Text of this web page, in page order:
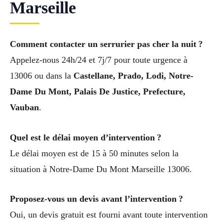
Marseille
Comment contacter un serrurier pas cher la nuit ?
Appelez-nous 24h/24 et 7j/7 pour toute urgence à
13006 ou dans la Castellane, Prado, Lodi, Notre-
Dame Du Mont, Palais De Justice, Prefecture,
Vauban.
Quel est le délai moyen d’intervention ?
Le délai moyen est de 15 à 50 minutes selon la
situation à Notre-Dame Du Mont Marseille 13006.
Proposez-vous un devis avant l’intervention ?
Oui, un devis gratuit est fourni avant toute intervention